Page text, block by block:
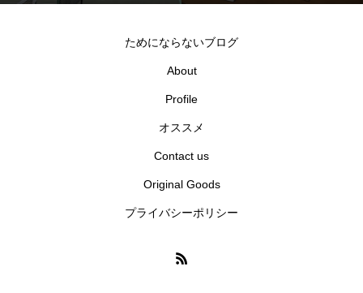
ためにならないブログ
About
Profile
オススメ
Contact us
Original Goods
プライバシーポリシー